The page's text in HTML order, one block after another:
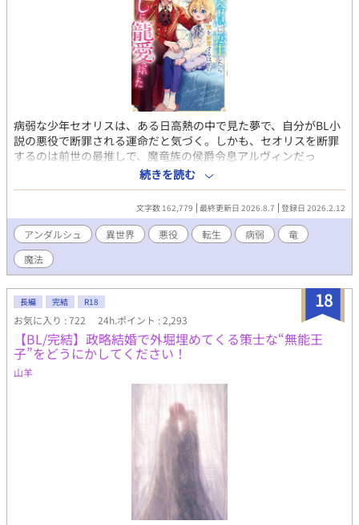
病弱な少年セオリスは、ある日高熱の中で見た夢で、自分がBL小
説の悪役で断罪される運命だと気づく。しかも、セオリスを断罪
するのは前世の最推しで、魔竜族の侯爵令息アルヴィンだっ
た！ 運命を変えようと前世の知識をフル活用したものの、小説
通り事が進み、セオリスはアルヴィンと対面してしまう。だがな
ぜか、アルヴィンは断罪するどころか、セオリスを虐める使用人
を告発したり、お土産を持ってお見舞いに来たりと、何かとセオ
リスを気にかけてくれて…!? 推しに愛でられ、守られる幸せい
っぱいの転生生活、開幕！
続きを読む
文字数 162,779 最終更新日 2026.8.7 登録日 2026.2.12
アンダルシュ 異世界 悪役 転生 病弱
竜
魔法
18
長編 完結 R18
お気に入り : 722 24h.ポイント : 2,293
【BL/完結】政略結婚で外堀埋めてくる策士な“無能王
子”をどうにかしてください！
山羊